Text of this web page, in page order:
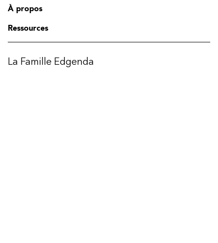
FAQ
Modifier la région
À propos
Ressources
La Famille Edgenda